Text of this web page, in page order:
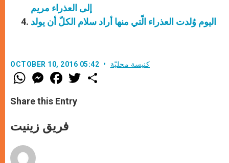
إلى العذراء مريم
اليوم وُلدت العذراء الّتي منها أراد سلام الكلّ أن يولد
OCTOBER 10, 2016 05:42 كنيسة محليّة
W
h
t
s
p
p
M
e
s
e
g
e
F
a
e
b
o
k
w
Share this Entry
فريق زينيت